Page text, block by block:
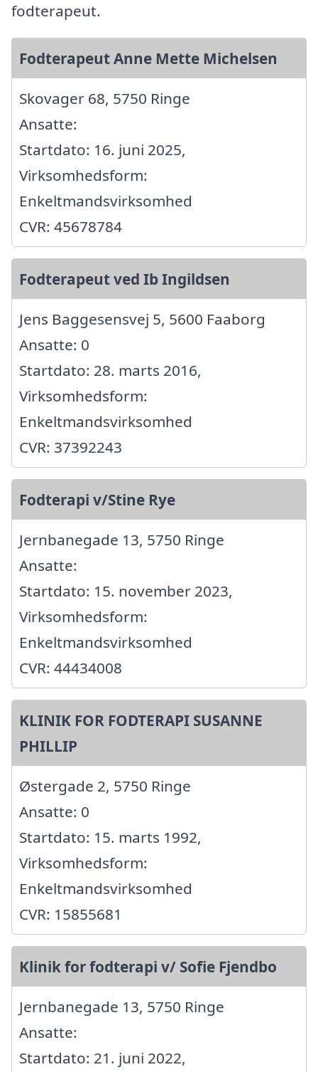
fodterapeut.
Fodterapeut Anne Mette Michelsen
Skovager 68, 5750 Ringe
Ansatte:
Startdato: 16. juni 2025,
Virksomhedsform:
Enkeltmandsvirksomhed
CVR: 45678784
Fodterapeut ved Ib Ingildsen
Jens Baggesensvej 5, 5600 Faaborg
Ansatte: 0
Startdato: 28. marts 2016,
Virksomhedsform:
Enkeltmandsvirksomhed
CVR: 37392243
Fodterapi v/Stine Rye
Jernbanegade 13, 5750 Ringe
Ansatte:
Startdato: 15. november 2023,
Virksomhedsform:
Enkeltmandsvirksomhed
CVR: 44434008
KLINIK FOR FODTERAPI SUSANNE
PHILLIP
Østergade 2, 5750 Ringe
Ansatte: 0
Startdato: 15. marts 1992,
Virksomhedsform:
Enkeltmandsvirksomhed
CVR: 15855681
Klinik for fodterapi v/ Sofie Fjendbo
Jernbanegade 13, 5750 Ringe
Ansatte:
Startdato: 21. juni 2022,